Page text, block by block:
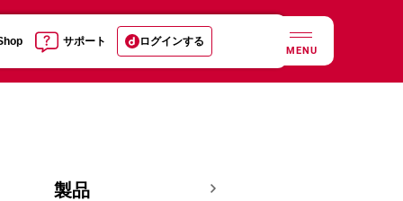
サポート ログインする
MENU
製品